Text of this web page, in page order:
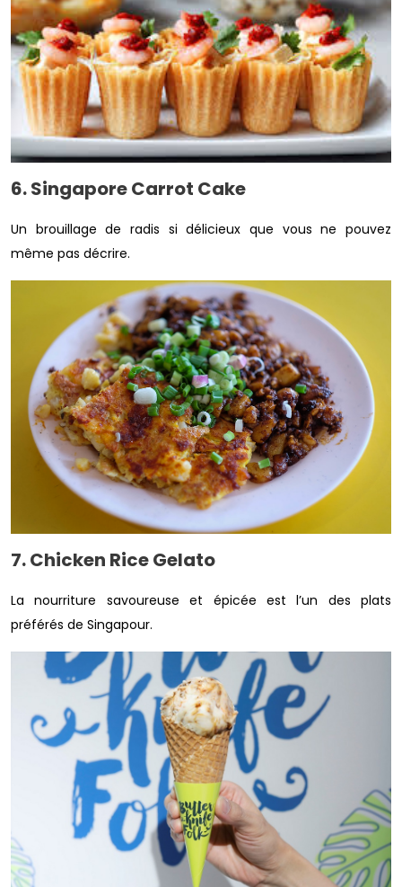
6. Singapore Carrot Cake
Un brouillage de radis si délicieux que vous ne pouvez
même pas décrire.
7. Chicken Rice Gelato
La nourriture savoureuse et épicée est l’un des plats
préférés de Singapour.